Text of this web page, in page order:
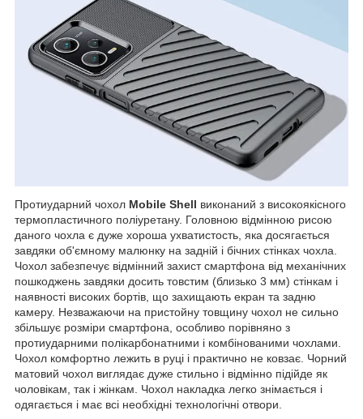
Протиударний чохол Mobile Shell виконаний з високоякісного
термопластичного поліуретану. Головною відмінною рисою
даного чохла є дуже хороша ухватистость, яка досягається
завдяки об'ємному малюнку на задній і бічних стінках чохла.
Чохол забезпечує відмінний захист смартфона від механічних
пошкоджень завдяки досить товстим (близько 3 мм) стінкам і
наявності високих бортів, що захищають екран та задню
камеру. Незважаючи на пристойну товщину чохол не сильно
збільшує розміри смартфона, особливо порівняно з
протиударними полікарбонатними і комбінованими чохлами.
Чохол комфортно лежить в руці і практично не ковзає. Чорний
матовий чохол виглядає дуже стильно і відмінно підійде як
чоловікам, так і жінкам. Чохол накладка легко знімається і
одягається і має всі необхідні технологічні отвори.